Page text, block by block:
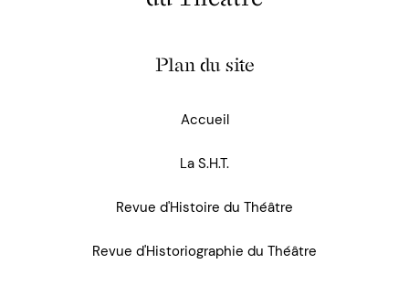
Plan du site
Accueil
La S.H.T.
Revue d'Histoire du Théâtre
Revue d'Historiographie du Théâtre